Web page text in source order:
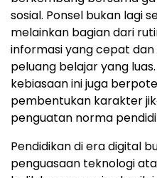
sosial. Ponsel bukan lagi
melainkan bagian dari
informasi yang cepat
peluang belajar yang luas.
kebiasaan ini juga
pembentukan karakter
penguatan norma
Pendidikan di era digital
penguasaan teknologi